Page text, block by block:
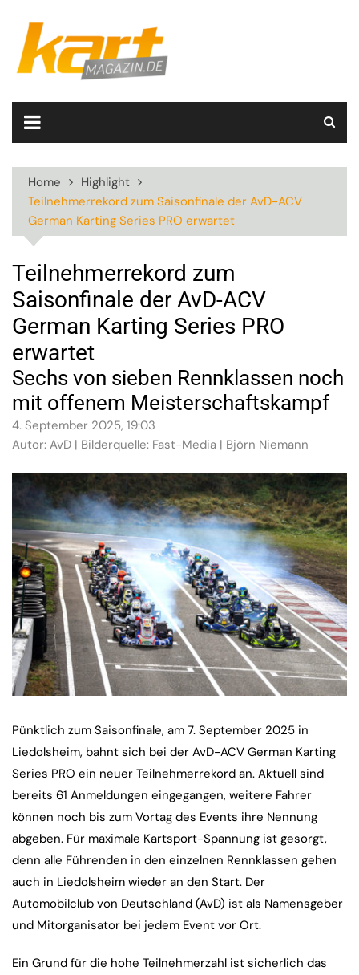
content
Home
Highlight
Teilnehmerrekord zum Saisonfinale der AvD-ACV
German Karting Series PRO erwartet
Teilnehmerrekord zum
Saisonfinale der AvD-ACV
German Karting Series PRO
erwartet
Sechs von sieben Rennklassen noch
mit offenem Meisterschaftskampf
4. September 2025, 19:03
Autor: AvD | Bilderquelle: Fast-Media | Björn Niemann
Pünktlich zum Saisonfinale, am 7. September 2025 in
Liedolsheim, bahnt sich bei der AvD-ACV German Karting
Series PRO ein neuer Teilnehmerrekord an. Aktuell sind
bereits 61 Anmeldungen eingegangen, weitere Fahrer
können noch bis zum Vortag des Events ihre Nennung
abgeben. Für maximale Kartsport-Spannung ist gesorgt,
denn alle Führenden in den einzelnen Rennklassen gehen
auch in Liedolsheim wieder an den Start. Der
Automobilclub von Deutschland (AvD) ist als Namensgeber
und Mitorganisator bei jedem Event vor Ort.
Ein Grund für die hohe Teilnehmerzahl ist sicherlich das